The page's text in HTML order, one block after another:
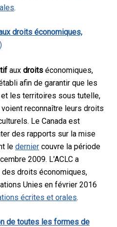
.
droits économiques,
aux droitséconomiques,
afin de garantir que les
les territoires sous tutelle,
reconnaître leurs droits
Le Canada est
des rapports sur la mise
le derniercouvre la période
2009. L’ACLC a
droits économiques,
Unies en février 2016
écrites et orales.
de toutes les formes de